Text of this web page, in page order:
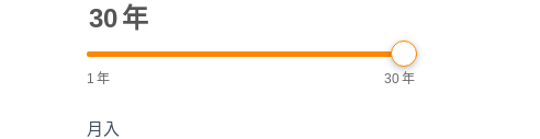
30年
1 年 30年
月入